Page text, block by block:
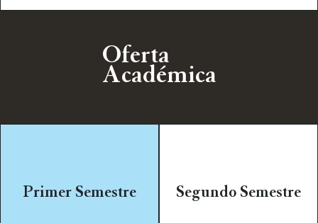
Oferta
Académica
Primer Semestre
TALLER DE LECTURA Y
Segundo Semestre
TALLER DE LECTURA Y
REDACCIÓN II